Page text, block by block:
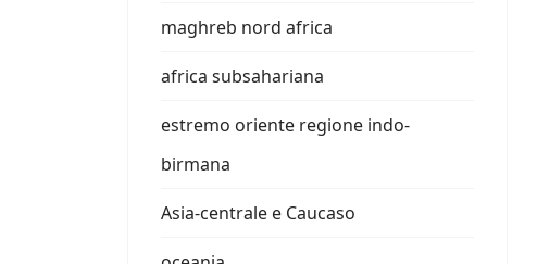
maghreb nord africa
africa subsahariana
estremo oriente regione indo-
birmana
Asia-centrale e Caucaso